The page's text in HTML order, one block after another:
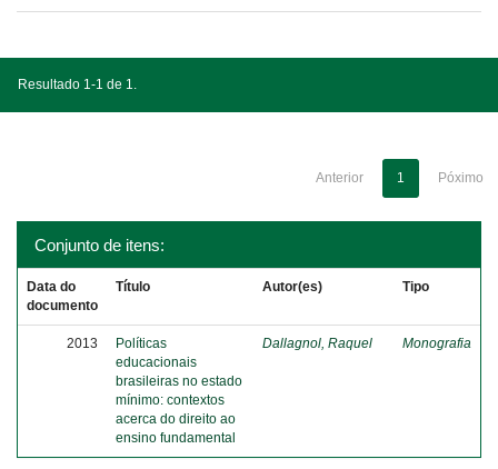
Resultado 1-1 de 1.
Anterior 1 Póximo
Conjunto de itens:
Data do
documento
Título Autor(es) Tipo
2013
Políticas
educacionais
brasileiras no estado
mínimo: contextos
acerca do direito ao
ensino fundamental
Dallagnol, Raquel Monografia